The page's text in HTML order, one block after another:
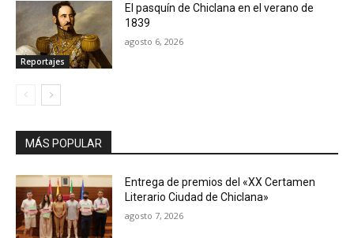
Reportajes
El pasquín de Chiclana en el verano de
1839
agosto 6, 2026
MÁS POPULAR
Entrega de premios del «XX Certamen
Literario Ciudad de Chiclana»
agosto 7, 2026